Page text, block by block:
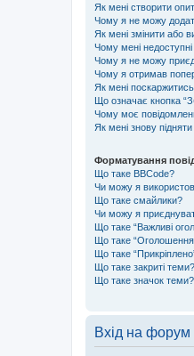
Як мені створити
Чому я не можу
Як мені змінити або
Чому мені
Чому я не можу
Чому я отримав
Як мені
Що означає кнопка
Чому моє
Як мені знову
Форматування
Що таке BBCode?
Чи можу я
Що таке смайлики?
Чи можу я
Що таке “Важливі
Що таке
Що таке
Що таке закриті теми?
Що таке значок теми?
Вхід на форум